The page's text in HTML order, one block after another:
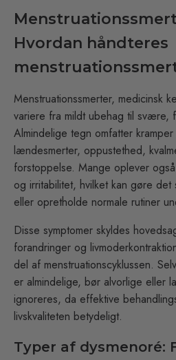
Hvordan håndteres
Menstruationssmerter, medicinsk
variere fra mildt ubehag til svære,
Almindelige tegn omfatter
lændesmerter, oppustethed,
forstoppelse. Mange oplever
og irritabilitet, hvilket kan gøre
eller opretholde normale rutiner
Disse symptomer skyldes
forandringer og
del af menstruationscyklussen.
er almindelige, bør alvorlige eller
ignoreres, da effektive
livskvaliteten betydeligt.
Typer af dysmenoré: